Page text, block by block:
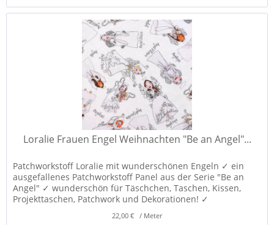
Loralie Frauen Engel Weihnachten "Be an Angel"...
Patchworkstoff Loralie mit wunderschönen Engeln ✓ ein
ausgefallenes Patchworkstoff Panel aus der Serie "Be an
Angel" ✓ wunderschön für Täschchen, Taschen, Kissen,
Projekttaschen, Patchwork und Dekorationen! ✓
22,00 € / Meter